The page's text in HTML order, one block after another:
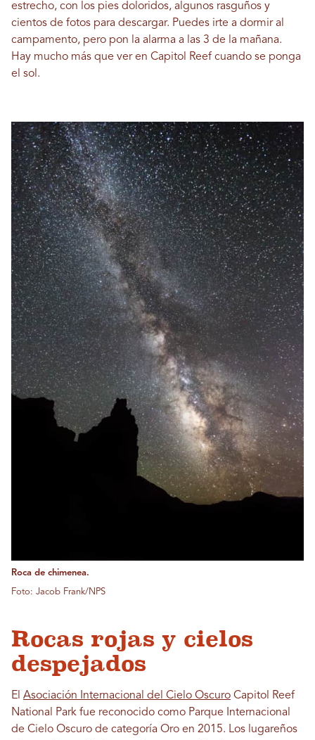
estrecho, con los pies doloridos, algunos rasguños y
cientos de fotos para descargar. Puedes irte a dormir al
campamento, pero pon la alarma a las 3 de la mañana.
Hay mucho más que ver en Capitol Reef cuando se ponga
el sol.
Roca de chimenea.
Foto: Jacob Frank/NPS
Rocas rojas y cielos
despejados
El Asociación Internacional del Cielo Oscuro Capitol Reef
National Park fue reconocido como Parque Internacional
de Cielo Oscuro de categoría Oro en 2015. Los lugareños